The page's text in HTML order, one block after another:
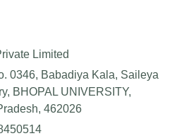
Limited
0346, Babadiya Kala, Saileya
BHOPAL UNIVERSITY,
462026